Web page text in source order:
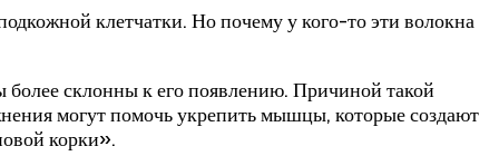
клетчатки. Но почему у кого-то эти волокна
склонны к его появлению. Причиной такой
могут помочь укрепить мышцы, которые создают
корки».